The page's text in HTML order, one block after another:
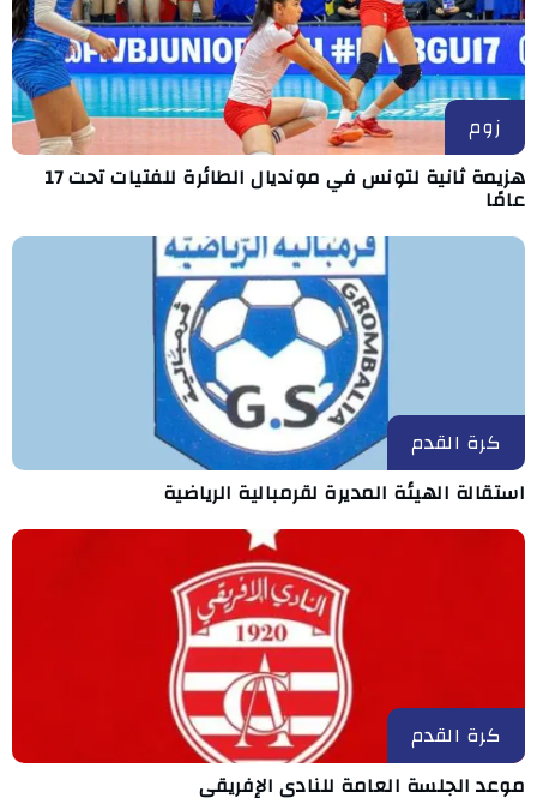
زوم
هزيمة ثانية لتونس في مونديال الطائرة للفتيات تحت 17
عامًا
كرة القدم
استقالة الهيئة المديرة لقرمبالية الرياضية
كرة القدم
موعد الجلسة العامة للنادي الإفريقي